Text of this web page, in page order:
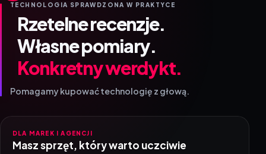
TECHNOLOGIA SPRAWDZONA W PRAKTYCE
Rzetelne recenzje.
Własne pomiary.
Konkretny werdykt.
Pomagamy kupować technologię z głową.
DLA MAREK I AGENCJI
Masz sprzęt, który warto uczciwie